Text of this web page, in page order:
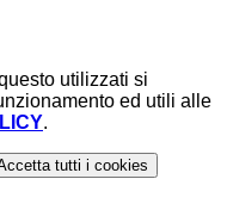
utilizzati si
ed utili alle
.
tutti i cookies